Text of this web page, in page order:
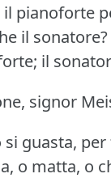
il pianoforte
il sonatore?
il
signor
si guasta,
o matta, o